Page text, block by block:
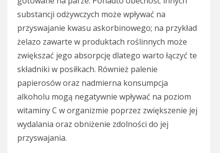
substancji odżywczych może wpływać na
przyswajanie kwasu askorbinowego; na przykład
żelazo zawarte w produktach roślinnych może
zwiększać jego absorpcję dlatego warto łączyć te
składniki w posiłkach. Również palenie
papierosów oraz nadmierna konsumpcja
alkoholu mogą negatywnie wpływać na poziom
witaminy C w organizmie poprzez zwiększenie jej
wydalania oraz obniżenie zdolności do jej
przyswajania.